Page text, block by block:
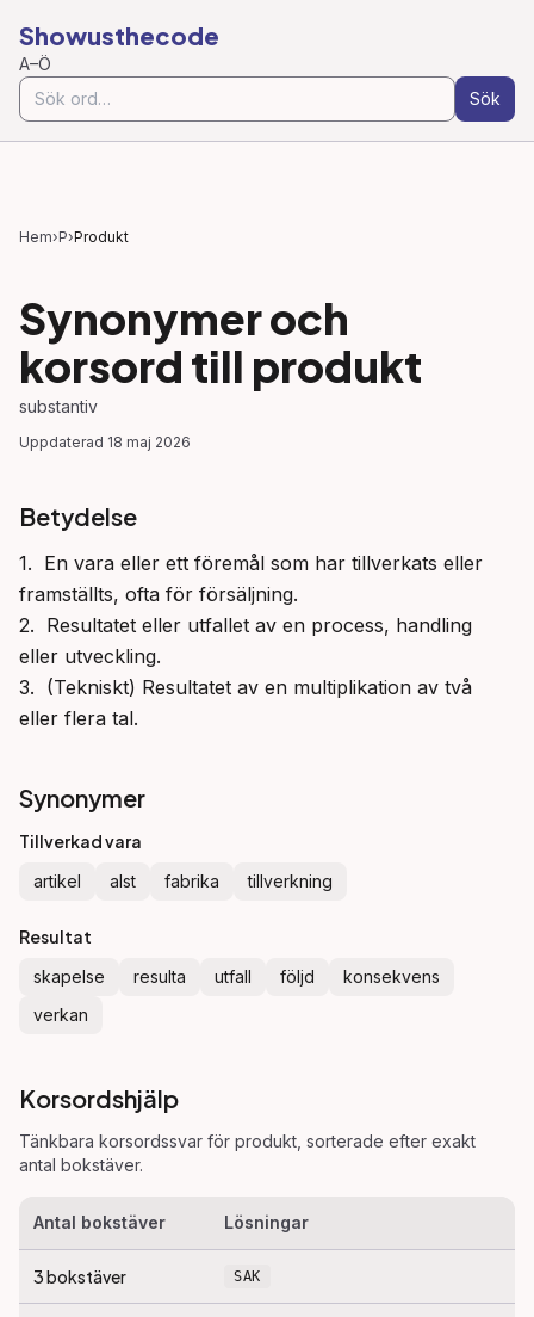
Showusthecode
A–Ö
Sök
Hem›P›Produkt
Synonymer och
korsord till produkt
substantiv
Uppdaterad 18 maj 2026
Betydelse
1.  En vara eller ett föremål som har tillverkats eller
framställts, ofta för försäljning.
2.  Resultatet eller utfallet av en process, handling
eller utveckling.
3.  (Tekniskt) Resultatet av en multiplikation av två
eller flera tal.
Synonymer
Tillverkad vara
artikel alst fabrika tillverkning
Resultat
skapelse resulta utfall följd
konsekvens
verkan
Korsordshjälp
Tänkbara korsordssvar för produkt , sorterade efter exakt
antal bokstäver.
Antal bokstäver Lösningar
3bokstäver SAK